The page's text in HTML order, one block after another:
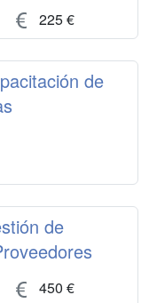
225 €
de
de
450 €